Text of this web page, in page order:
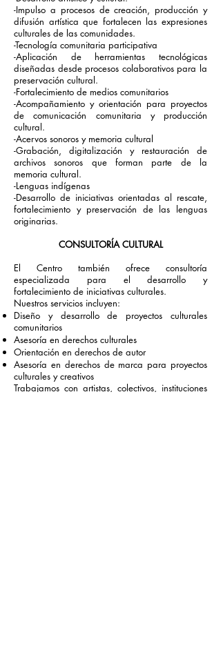
-Impulso a procesos de creación, producción y
difusión artística que fortalecen las expresiones
culturales de las comunidades.
-Tecnología comunitaria participativa
-Aplicación de herramientas tecnológicas
diseñadas desde procesos colaborativos para la
preservación cultural.
-Fortalecimiento de medios comunitarios
-Acompañamiento y orientación para proyectos
de comunicación comunitaria y producción
cultural.
-Acervos sonoros y memoria cultural
-Grabación, digitalización y restauración de
archivos sonoros que forman parte de la
memoria cultural.
-Lenguas indígenas
-Desarrollo de iniciativas orientadas al rescate,
fortalecimiento y preservación de las lenguas
originarias.
CONSULTORÍA CULTURAL
El Centro también ofrece consultoría
especializada para el desarrollo y
fortalecimiento de iniciativas culturales.
Nuestros servicios incluyen:
Diseño y desarrollo de proyectos culturales
comunitarios
Asesoría en derechos culturales
Orientación en derechos de autor
Asesoría en derechos de marca para proyectos
culturales y creativos
Trabajamos con artistas, colectivos, instituciones